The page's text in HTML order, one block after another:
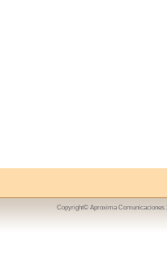
Copyright© Aproxima Comunicaciones